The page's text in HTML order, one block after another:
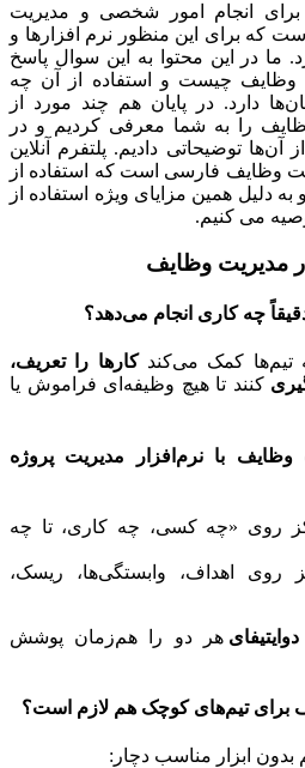
انجام امور شخصی و مدیریت
این منظور نرم افزارها و
این محتوا به این سوال پاسخ
چیست و استفاده از آن چه
در پایان هم چند مورد از
را به شما معرفی کردیم و در
دادیم. پلتفرم آنلاین
فارسی است که استفاده از
همین مزایای ویژه استفاده از
می کنیم.
وظایف
کمک می‌کند کارها را تعریف،
تا هیچ وظیفه‌ای فراموش یا
با نرم‌افزار مدیریت پروژه
«چه کسی، چه کاری، تا چه
اهداف، وابستگی‌ها، ریسک،
هر دو را هم‌زمان پوشش